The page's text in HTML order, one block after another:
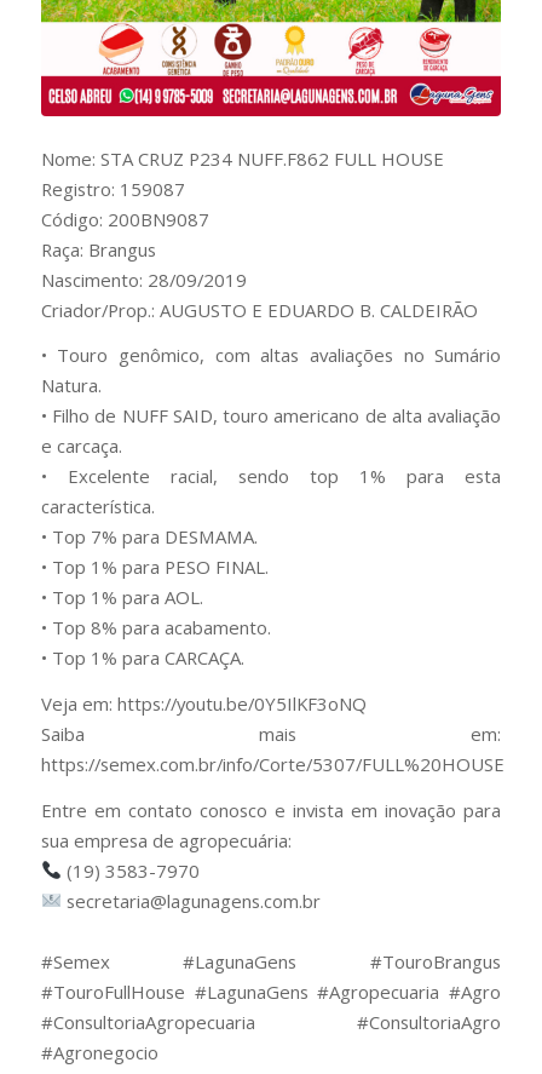
Nome: STA CRUZ P234 NUFF.F862 FULL HOUSE
Registro: 159087
Código: 200BN9087
Raça: Brangus
Nascimento: 28/09/2019
Criador/Prop.: AUGUSTO E EDUARDO B. CALDEIRÃO
• Touro genômico, com altas avaliações no Sumário
Natura.
• Filho de NUFF SAID, touro americano de alta avaliação
e carcaça.
• Excelente racial, sendo top 1% para esta
característica.
• Top 7% para DESMAMA.
• Top 1% para PESO FINAL.
• Top 1% para AOL.
• Top 8% para acabamento.
• Top 1% para CARCAÇA.
Veja em: https://youtu.be/0Y5IlKF3oNQ
Saiba mais em:
https://semex.com.br/info/Corte/5307/FULL%20HOUSE
Entre em contato conosco e invista em inovação para
sua empresa de agropecuária:
(19) 3583-7970
secretaria@lagunagens.com.br
#Semex #LagunaGens #TouroBrangus
#TouroFullHouse #LagunaGens #Agropecuaria #Agro
#ConsultoriaAgropecuaria #ConsultoriaAgro
#Agronegocio